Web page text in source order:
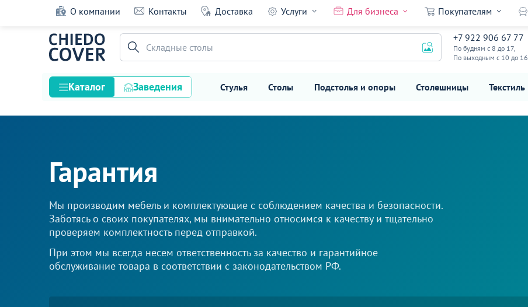
О компании Контакты Доставка Услуги Для бизнеса Покупателям
+7 922 906 67 77
По будням с 8 до 17,
По выходным с 10 до 16
Складные столы
Каталог Заведения Стулья Столы Подстолья и опоры Столешницы Текстиль
Столешницы
Текстиль
Кресла
Диваны
Лофт
Гарантия
Мы производим мебель и комплектующие c соблюдением качества и безопасности.
Заботясь о своих покупателях, мы внимательно относимся к качеству и тщательно
проверяем комплектность перед отправкой.
При этом мы всегда несем ответственность за качество и гарантийное
обслуживание товара в соответствии с законодательством РФ.